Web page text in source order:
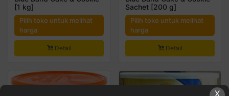
[1 kg]
Pilih toko untuk melihat
harga
Detail
Sachet [200 g]
Pilih toko untuk melihat
harga
Detail
X